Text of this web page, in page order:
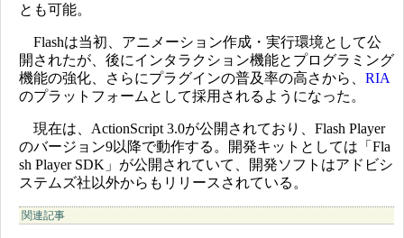
とも可能。
Flashは当初、アニメーション作成・実行環境として公
開されたが、後にインタラクション機能とプログラミング
機能の強化、さらにプラグインの普及率の高さから、 RIA
のプラットフォームとして採用されるようになった。
現在は、ActionScript 3.0が公開されており、Flash Player
のバージョン9以降で動作する。開発キットとしては「Fla
sh Player SDK」が公開されていて、開発ソフトはアドビシ
ステムズ社以外からもリリースされている。
関連記事